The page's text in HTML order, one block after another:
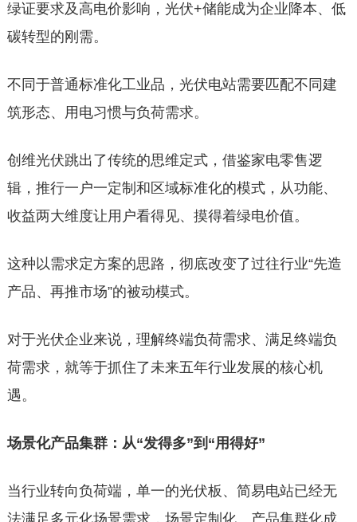
绿证要求及高电价影响，光伏+储能成为企业降本、低
碳转型的刚需。
不同于普通标准化工业品，光伏电站需要匹配不同建
筑形态、用电习惯与负荷需求。
创维光伏跳出了传统的思维定式，借鉴家电零售逻
辑，推行一户一定制和区域标准化的模式，从功能、
收益两大维度让用户看得见、摸得着绿电价值。
这种以需求定方案的思路，彻底改变了过往行业“先造
产品、再推市场”的被动模式。
对于光伏企业来说，理解终端负荷需求、满足终端负
荷需求，就等于抓住了未来五年行业发展的核心机
遇。
场景化产品集群：从“发得多”到“用得好”
当行业转向负荷端，单一的光伏板、简易电站已经无
法满足多元化场景需求，场景定制化、产品集群化成